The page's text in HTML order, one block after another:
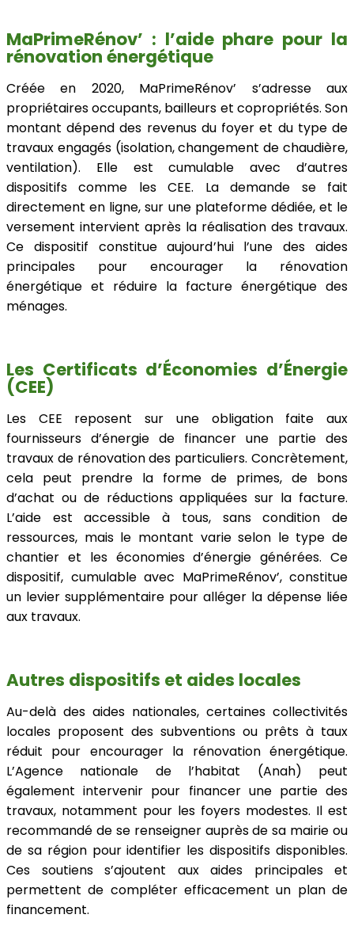
MaPrimeRénov’ : l’aide phare pour la
rénovation énergétique
Créée en 2020, MaPrimeRénov’ s’adresse aux
propriétaires occupants, bailleurs et copropriétés. Son
montant dépend des revenus du foyer et du type de
travaux engagés (isolation, changement de chaudière,
ventilation). Elle est cumulable avec d’autres
dispositifs comme les CEE. La demande se fait
directement en ligne, sur une plateforme dédiée, et le
versement intervient après la réalisation des travaux.
Ce dispositif constitue aujourd’hui l’une des aides
principales pour encourager la rénovation
énergétique et réduire la facture énergétique des
ménages.
Les Certificats d’Économies d’Énergie
(CEE)
Les CEE reposent sur une obligation faite aux
fournisseurs d’énergie de financer une partie des
travaux de rénovation des particuliers. Concrètement,
cela peut prendre la forme de primes, de bons
d’achat ou de réductions appliquées sur la facture.
L’aide est accessible à tous, sans condition de
ressources, mais le montant varie selon le type de
chantier et les économies d’énergie générées. Ce
dispositif, cumulable avec MaPrimeRénov’, constitue
un levier supplémentaire pour alléger la dépense liée
aux travaux.
Autres dispositifs et aides locales
Au-delà des aides nationales, certaines collectivités
locales proposent des subventions ou prêts à taux
réduit pour encourager la rénovation énergétique.
L’Agence nationale de l’habitat (Anah) peut
également intervenir pour financer une partie des
travaux, notamment pour les foyers modestes. Il est
recommandé de se renseigner auprès de sa mairie ou
de sa région pour identifier les dispositifs disponibles.
Ces soutiens s’ajoutent aux aides principales et
permettent de compléter efficacement un plan de
financement.